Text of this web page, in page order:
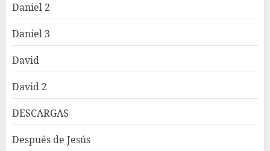
Daniel 2
Daniel 3
David
David 2
DESCARGAS
Después de Jesús